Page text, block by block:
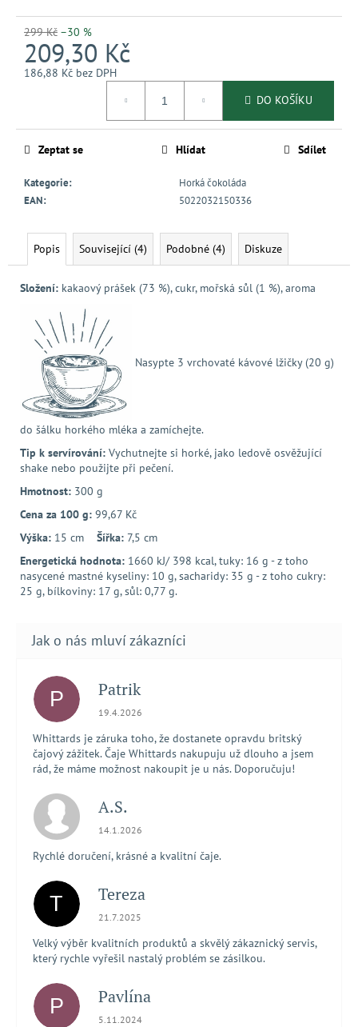
299 Kč –30 %
209,30 Kč
186,88 Kč bez DPH
DO KOŠÍKU
Kategorie:
Horká čokoláda
EAN: 5022032150336
Zeptat se Hlídat Sdílet
Popis Související (4) Podobné (4) Diskuze
Složení: kakaový prášek (73 %), cukr, mořská sůl (1 %), aroma
Nasypte 3 vrchovaté kávové lžičky (20 g)
do šálku horkého mléka a zamíchejte.
Tip k servírování: Vychutnejte si horké, jako ledově osvěžující
shake nebo použijte při pečení.
Hmotnost: 300 g
Cena za 100 g: 99,67 Kč
Výška: 15 cm Šířka: 7,5 cm
Energetická hodnota: 1660 kJ/ 398 kcal, tuky: 16 g - z toho
nasycené mastné kyseliny: 10 g, sacharidy: 35 g - z toho cukry:
25 g, bílkoviny: 17 g, sůl: 0,77 g.
P Patrik
Hodnocení obchodu je 5 z 5 hvězdiček.
19.4.2026
Whittards je záruka toho, že dostanete opravdu britský
čajový zážitek. Čaje Whittards nakupuju už dlouho a jsem
rád, že máme možnost nakoupit je u nás. Doporučuju!
A.S.
Hodnocení obchodu je 5 z 5 hvězdiček.
14.1.2026
Rychlé doručení, krásné a kvalitní čaje.
T Tereza
Hodnocení obchodu je 5 z 5 hvězdiček.
21.7.2025
Velký výběr kvalitních produktů a skvělý zákaznický servis,
který rychle vyřešil nastalý problém se zásilkou.
P Pavlína
Hodnocení obchodu je 5 z 5 hvězdiček.
5.11.2024